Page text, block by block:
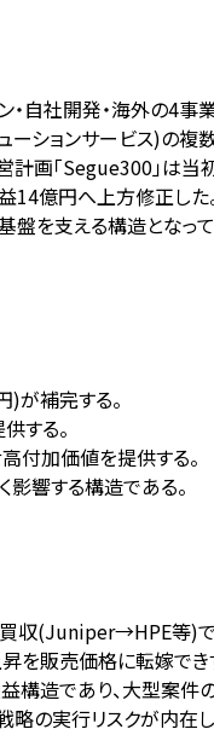
・自社開発・海外の4
ションサービス)の
画「Segue300」は
億円へ上方修正した
を支える構造となっ
が補完する。
する。
付加価値を提供する。
響する構造である。
収(Juniper→HPE等)で
を販売価格に転嫁で
造であり、大型案件
の実行リスクが内在し